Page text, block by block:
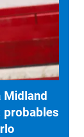
Midland
probables